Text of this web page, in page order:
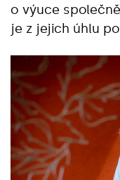
o výuce
je z jejich úhlu